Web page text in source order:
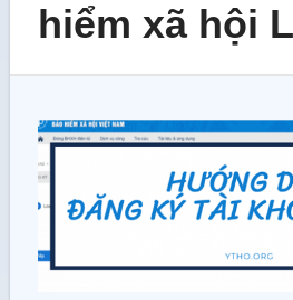
hiểm xã hội